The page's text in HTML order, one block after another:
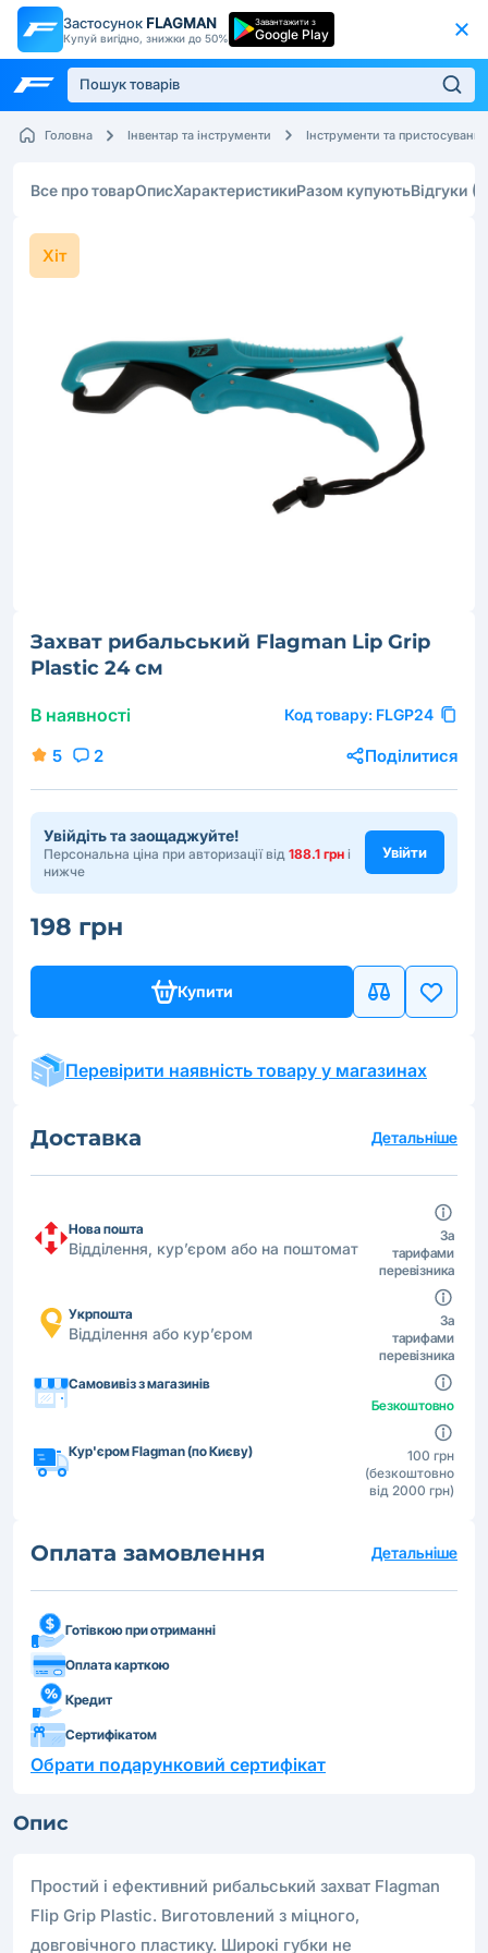
Застосунок FLAGMAN
Купуй вигідно, знижки до 50%
Завантажити з
Google Play
Головна Інвентар та інструменти Інструменти та пристосування
Все про товарОписХарактеристикиРазом купуютьВідгуки
Хіт
Захват рибальський Flagman Lip Grip
Plastic 24 см
В наявності Код товару: FLGP24
5 2 Поділитися
Увійдіть та заощаджуйте!
Персональна ціна при авторизації від 188.1 грн і
нижче
Увійти
198 грн
Купити
Перевірити наявність товару у магазинах
Доставка Детальніше
Нова пошта
Відділення, кур’єром або на поштомат
За
тарифами
перевізника
Укрпошта
Відділення або кур’єром
За
тарифами
перевізника
Самовивіз з магазинів
Безкоштовно
Кур'єром Flagman (по Києву)
100 грн
(безкоштовно
від 2000 грн)
Оплата замовлення Детальніше
Готівкою при отриманні
Оплата карткою
Кредит
Сертифікатом
Обрати подарунковий сертифікат
Опис
Простий і ефективний рибальський захват Flagman
Flip Grip Plastic. Виготовлений з міцного,
довговічного пластику. Широкі губки не